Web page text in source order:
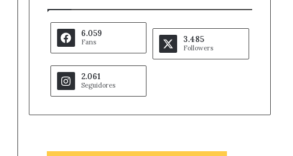
6.059
Fans 3.485
Followers
2.061
Seguidores